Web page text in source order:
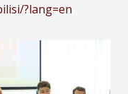
?lang=en